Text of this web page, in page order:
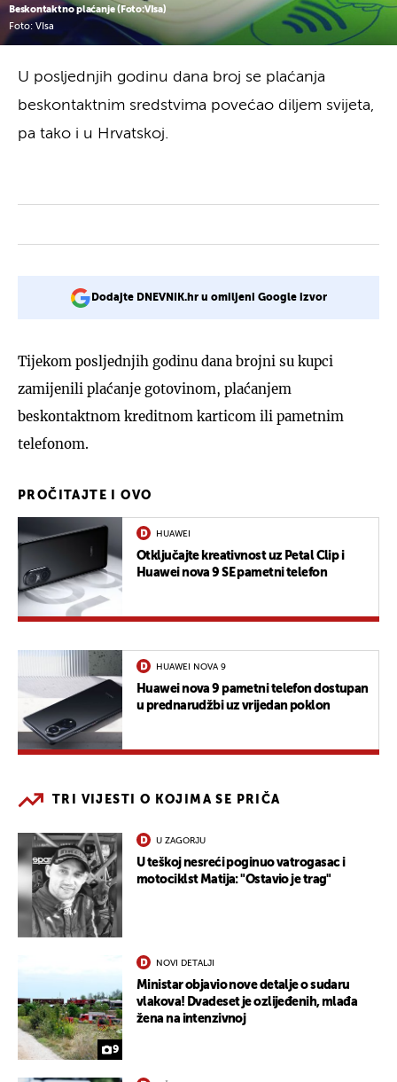
Beskontaktno plaćanje (Foto:VIsa)
Foto: VIsa
U posljednjih godinu dana broj se plaćanja
beskontaktnim sredstvima povećao diljem svijeta,
pa tako i u Hrvatskoj.
Dodajte DNEVNIK.hr u omiljeni Google izvor
Tijekom posljednjih godinu dana brojni su kupci
zamijenili plaćanje gotovinom, plaćanjem
beskontaktnom kreditnom karticom ili pametnim
telefonom.
PROČITAJTE I OVO
HUAWEI
Otključajte kreativnost uz Petal Clip i
Huawei nova 9 SE pametni telefon
HUAWEI NOVA 9
Huawei nova 9 pametni telefon dostupan
u prednarudžbi uz vrijedan poklon
TRI VIJESTI O KOJIMA SE PRIČA
U ZAGORJU
U teškoj nesreći poginuo vatrogasac i
motociklst Matija: "Ostavio je trag"
9
NOVI DETALJI
Ministar objavio nove detalje o sudaru
vlakova! Dvadeset je ozlijeđenih, mlađa
žena na intenzivnoj